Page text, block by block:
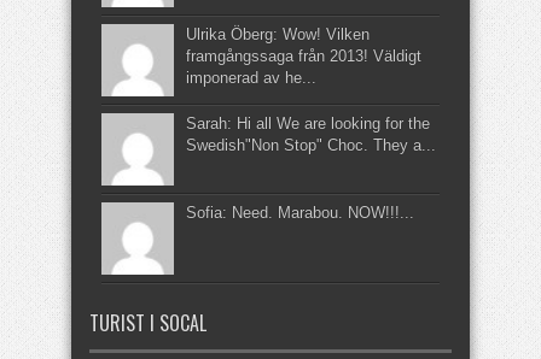
Ulrika Öberg: Wow! Vilken
framgångssaga från 2013! Väldigt
imponerad av he...
Sarah: Hi all We are looking for the
Swedish"Non Stop" Choc. They a...
Sofia: Need. Marabou. NOW!!!...
TURIST I SOCAL